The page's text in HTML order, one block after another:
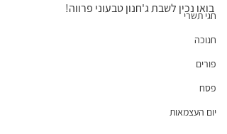
חגי תשרי
חנוכה
פורים
פסח
יום העצמאות
בואו נכין לשבת ג'חנון טבעוני פרווה!